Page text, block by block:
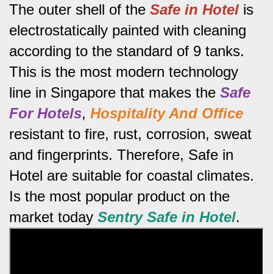
The outer shell of the Safe in Hotel is
electrostatically painted with cleaning
according to the standard of 9 tanks.
This is the most modern technology
line in Singapore that makes the Safe
For Hotels, Hospitality And Office
resistant to fire, rust, corrosion, sweat
and fingerprints. Therefore, Safe in
Hotel are suitable for coastal climates.
Is the most popular product on the
market today Sentry Safe in Hotel.